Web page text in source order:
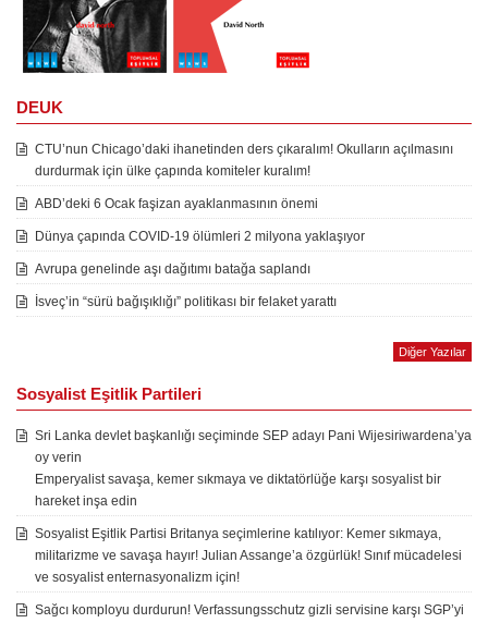
DEUK
CTU’nun Chicago’daki ihanetinden ders çıkaralım! Okulların açılmasını
durdurmak için ülke çapında komiteler kuralım!
ABD’deki 6 Ocak faşizan ayaklanmasının önemi
Dünya çapında COVID-19 ölümleri 2 milyona yaklaşıyor
Avrupa genelinde aşı dağıtımı batağa saplandı
İsveç’in “sürü bağışıklığı” politikası bir felaket yarattı
Diğer Yazılar
Sosyalist Eşitlik Partileri
Sri Lanka devlet başkanlığı seçiminde SEP adayı Pani Wijesiriwardena’ya
oy verin
Emperyalist savaşa, kemer sıkmaya ve diktatörlüğe karşı sosyalist bir
hareket inşa edin
Sosyalist Eşitlik Partisi Britanya seçimlerine katılıyor: Kemer sıkmaya,
militarizme ve savaşa hayır! Julian Assange’a özgürlük! Sınıf mücadelesi
ve sosyalist enternasyonalizm için!
Sağcı komployu durdurun! Verfassungsschutz gizli servisine karşı SGP’yi